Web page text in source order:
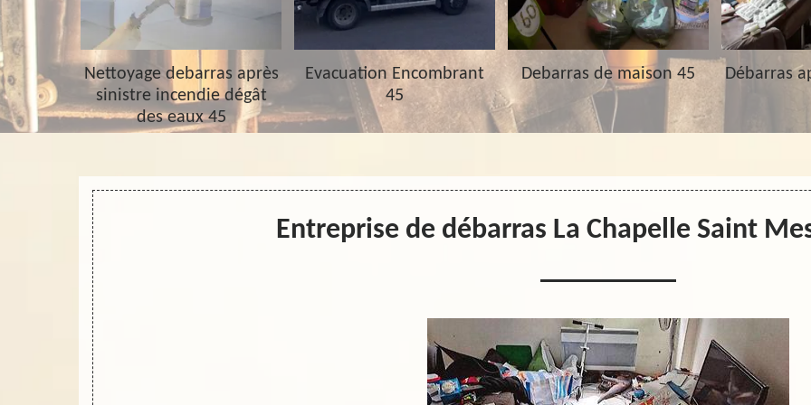
45
Nettoyage debarras après
sinistre incendie dégât
des eaux 45
Evacuation Encombrant
45
Debarras de maison 45 Débarras
Entreprise de débarras La Chapelle Saint